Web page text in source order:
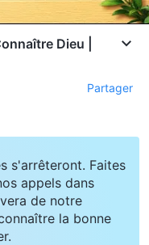
Dieu |
Partager
s'arrêteront. Faites
appels dans
de notre
la bonne